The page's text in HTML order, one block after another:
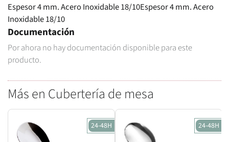
Espesor 4 mm. Acero Inoxidable 18/10Espesor 4 mm. Acero
Inoxidable 18/10
Documentación
Por ahora no hay documentación disponible para este
producto.
Más en Cubertería de mesa
24-48H 24-48H